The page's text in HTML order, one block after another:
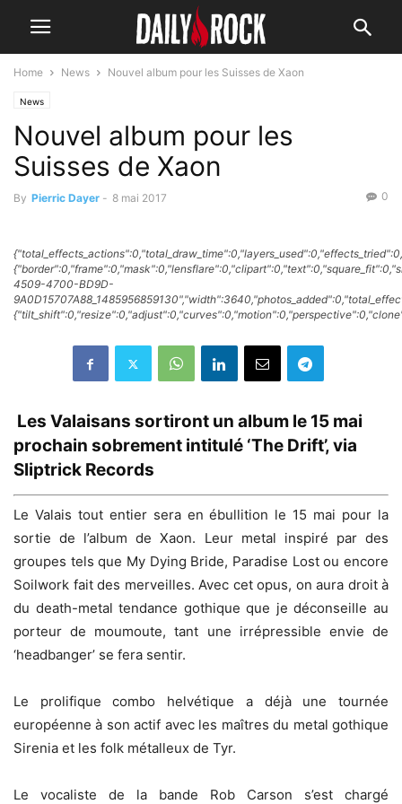
Home News Nouvel album pour les Suisses de Xaon
News
Nouvel album pour les
Suisses de Xaon
By Pierric Dayer - 8 mai 2017 0
4509-4700-BD9D-
Les Valaisans sortiront un album le 15 mai
prochain sobrement intitulé ‘The Drift’, via
Sliptrick Records
Le Valais tout entier sera en ébullition le 15 mai pour la
sortie de l’album de Xaon. Leur metal inspiré par des
groupes tels que My Dying Bride, Paradise Lost ou encore
Soilwork fait des merveilles. Avec cet opus, on aura droit à
du death-metal tendance gothique que je déconseille au
porteur de moumoute, tant une irrépressible envie de
‘headbanger’ se fera sentir.
Le prolifique combo helvétique a déjà une tournée
européenne à son actif avec les maîtres du metal gothique
Sirenia et les folk métalleux de Tyr.
Le vocaliste de la bande Rob Carson s’est chargé